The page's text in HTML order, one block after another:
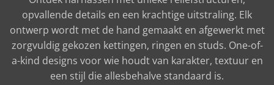
opvallende details en een krachtige uitstraling. Elk
ontwerp wordt met de hand gemaakt en afgewerkt met
zorgvuldig gekozen kettingen, ringen en studs. One-of-
a-kind designs voor wie houdt van karakter, textuur en
een stijl die allesbehalve standaard is.